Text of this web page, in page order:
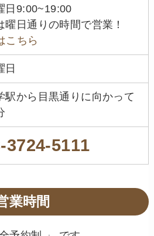
日9:00~19:00
日通りの時間で営業！
こちら
日
駅から目黒通りに向かって
3724-5111
業時間